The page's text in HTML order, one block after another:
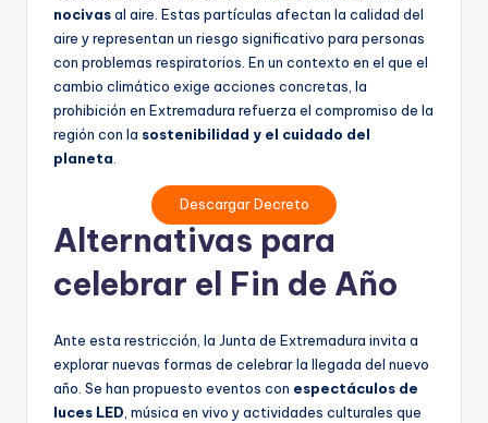
nocivasal aire. Estas partículas afectan la calidad del
aire y representan un riesgo significativo para personas
con problemas respiratorios. En un contexto en el que el
cambio climático exige acciones concretas, la
prohibición en Extremadura refuerza el compromiso de la
región con la sostenibilidad y el cuidado del
planeta
Descargar Decreto
Alternativas para
celebrar el Fin de Año
Ante esta restricción, la Junta de Extremadura invita a
explorar nuevas formas de celebrar la llegada del nuevo
año. Se han propuesto eventos con espectáculos de
luces LED , música en vivo y actividades culturales que